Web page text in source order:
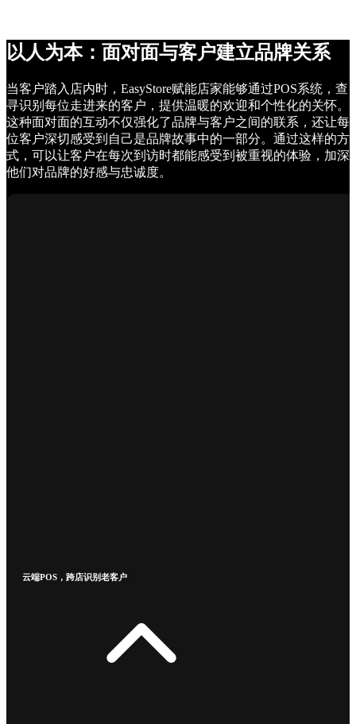
以人为本：面对面与客户建立品牌关系
当客户踏入店内时，EasyStore赋能店家能够通过POS系统，查
寻识别每位走进来的客户，提供温暖的欢迎和个性化的关怀。
这种面对面的互动不仅强化了品牌与客户之间的联系，还让每
位客户深切感受到自己是品牌故事中的一部分。通过这样的方
式，可以让客户在每次到访时都能感受到被重视的体验，加深
他们对品牌的好感与忠诚度。
云端POS，跨店识别老客户